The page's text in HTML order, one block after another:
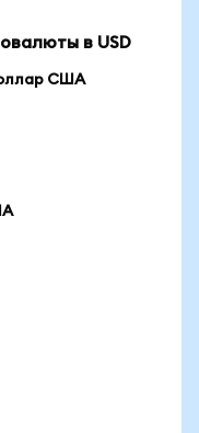
в USD
США